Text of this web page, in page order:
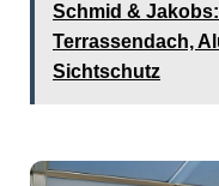
Schmid &
Terrassendach,
Sichtschutz